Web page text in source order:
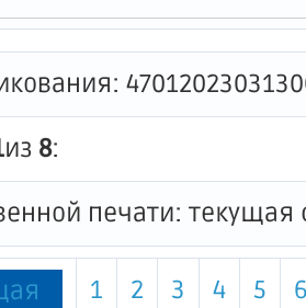
из 8:
1 2 3 4 5